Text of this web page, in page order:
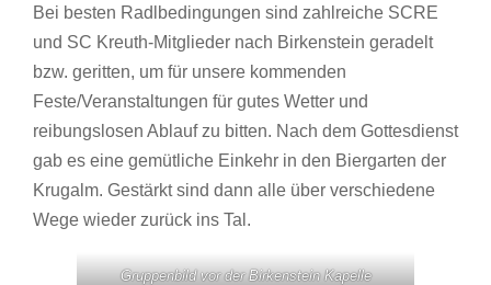
Bei besten Radlbedingungen sind zahlreiche SCRE
und SC Kreuth-Mitglieder nach Birkenstein geradelt
bzw. geritten, um für unsere kommenden
Feste/Veranstaltungen für gutes Wetter und
reibungslosen Ablauf zu bitten. Nach dem Gottesdienst
gab es eine gemütliche Einkehr in den Biergarten der
Krugalm. Gestärkt sind dann alle über verschiedene
Wege wieder zurück ins Tal.
Gruppenbild vor der Birkenstein Kapelle